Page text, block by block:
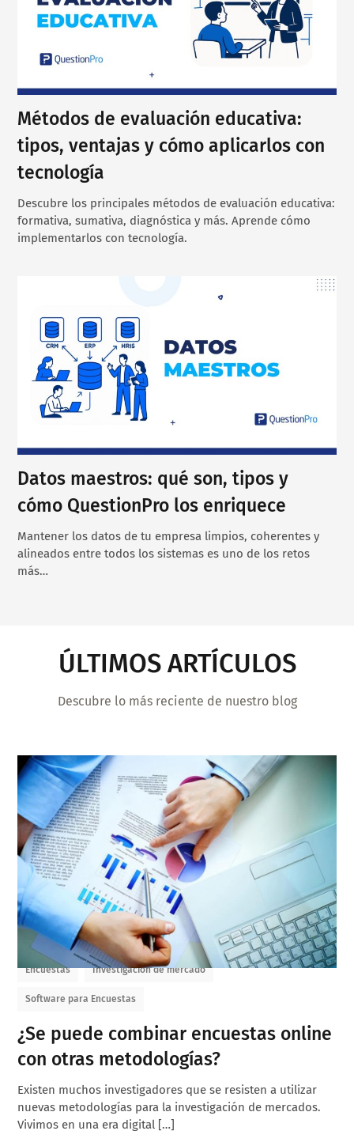
Métodos de evaluación educativa:
tipos, ventajas y cómo aplicarlos con
tecnología
Descubre los principales métodos de evaluación educativa:
formativa, sumativa, diagnóstica y más. Aprende cómo
implementarlos con tecnología.
Datos maestros: qué son, tipos y
cómo QuestionPro los enriquece
Mantener los datos de tu empresa limpios, coherentes y
alineados entre todos los sistemas es uno de los retos
más…
ÚLTIMOS ARTÍCULOS
Descubre lo más reciente de nuestro blog
Encuestas Investigación de mercado
Software para Encuestas
¿Se puede combinar encuestas online
con otras metodologías?
Existen muchos investigadores que se resisten a utilizar
nuevas metodologías para la investigación de mercados.
Vivimos en una era digital […]